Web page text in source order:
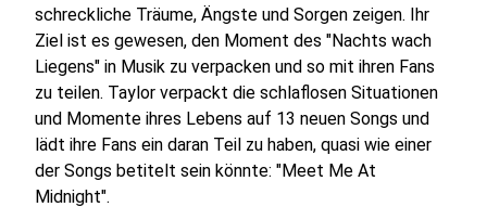
schreckliche Träume, Ängste und Sorgen zeigen. Ihr
Ziel ist es gewesen, den Moment des "Nachts wach
Liegens" in Musik zu verpacken und so mit ihren Fans
zu teilen. Taylor verpackt die schlaflosen Situationen
und Momente ihres Lebens auf 13 neuen Songs und
lädt ihre Fans ein daran Teil zu haben, quasi wie einer
der Songs betitelt sein könnte: "Meet Me At
Midnight".